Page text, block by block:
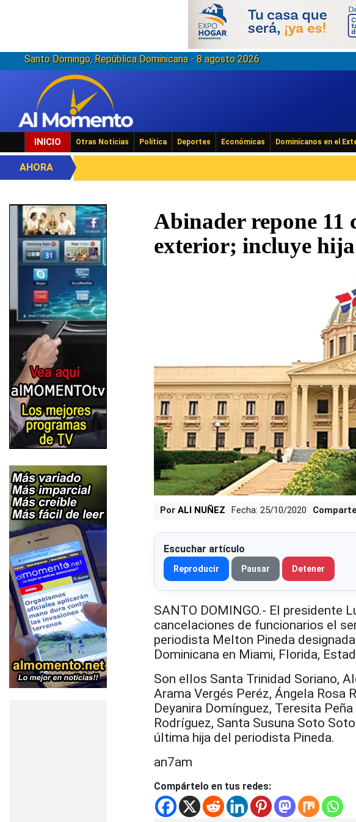
Santo Domingo, República Dominicana - 8 agosto 2026
INICIO Otras Noticias Política Deportes Económicas Dominicanos en el
AHORA
Abinader repone 11
exterior; incluye
Por ALI NUÑEZ Fecha: 25/10/2020
Escuchar artículo
Reproducir Pausar Detener
SANTO DOMINGO.- El presidente
cancelaciones de funcionarios el
periodista Melton Pineda
Dominicana en Miami, Florida,
Son ellos Santa Trinidad Soriano,
Arama Vergés Peréz, Ángela Rosa
Deyanira Domínguez, Teresita
Rodríguez, Santa Susuna Soto
última hija del periodista Pineda.
an7am
Compártelo en tus redes: